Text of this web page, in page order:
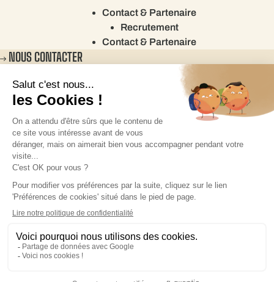
Contact & Partenaire
Recrutement
Contact & Partenaire
NOUS CONTACTER
©Fournil de Pierre2026
Configuration des cookies
Mentions légales
Politique des cookies
Plan du site
Recrutement
Politique de confidentialité